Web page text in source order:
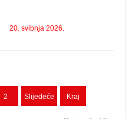
20. svibnja 2026.
2 Slijedeće Kraj